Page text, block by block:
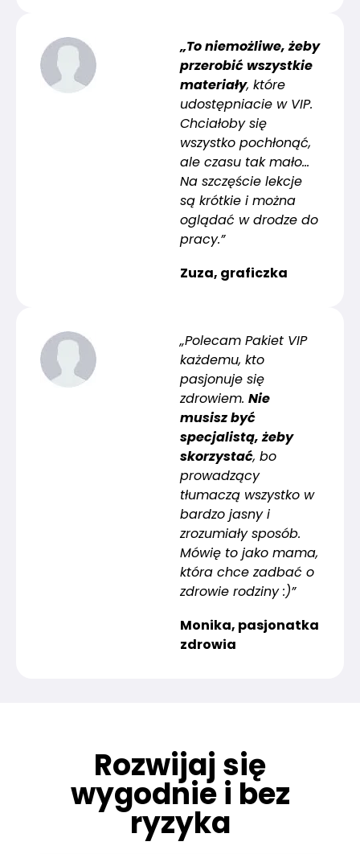
„To niemożliwe, żeby
przerobić wszystkie
materiały, które
udostępniacie w VIP.
Chciałoby się
wszystko pochłonąć,
ale czasu tak mało…
Na szczęście lekcje
są krótkie i można
oglądać w drodze do
pracy.”
Zuza, graficzka
„Polecam Pakiet VIP
każdemu, kto
pasjonuje się
zdrowiem. Nie
musisz być
specjalistą, żeby
skorzystać, bo
prowadzący
tłumaczą wszystko w
bardzo jasny i
zrozumiały sposób.
Mówię to jako mama,
która chce zadbać o
zdrowie rodziny :)”
Monika, pasjonatka
zdrowia
Rozwijaj się
wygodnie i bez
ryzyka